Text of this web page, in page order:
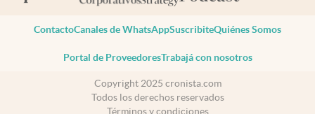
ContactoCanales de WhatsAppSuscribiteQuiénes Somos
Portal de ProveedoresTrabajá con nosotros
Copyright 2025 cronista.com
Todos los derechos reservados
Términos y condiciones